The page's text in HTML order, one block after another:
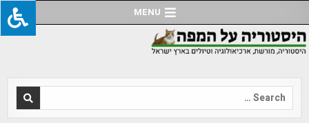
to
content
MENU
Search
for: